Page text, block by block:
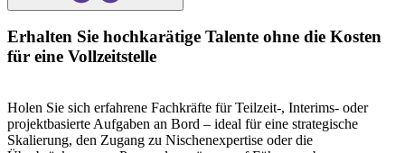
Erhalten Sie hochkarätige Talente ohne die Kosten
für eine Vollzeitstelle
Holen Sie sich erfahrene Fachkräfte für Teilzeit-, Interims- oder
projektbasierte Aufgaben an Bord – ideal für eine strategische
Skalierung, den Zugang zu Nischenexpertise oder die